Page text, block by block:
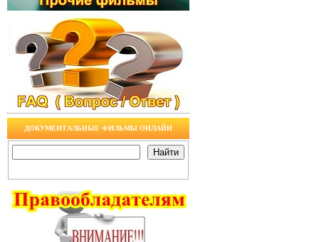
ДОКУМЕНТАЛЬНЫЕ ФИЛЬМЫ ОНЛАЙН